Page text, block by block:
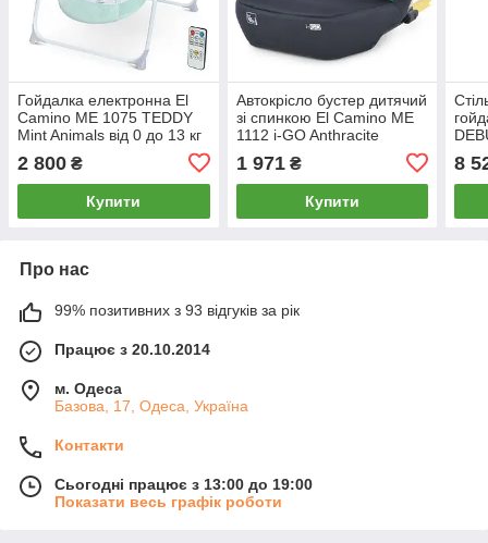
Гойдалка електронна El
Camino ME 1075 TEDDY
Mint Animals від 0 до 13 кг
2 800 ₴
Купити
Автокрісло бустер дитячий
зі спинкою El Camino ME
1112 i-GO Anthracite
дитини 22-36 кг
1 971₴
Купити
8
Про нас
99% позитивних з 93 відгуків за рік
Працює з 20.10.2014
м. Одеса
Базова, 17, Одеса, Україна
Контакти
Сьогодні працює з 13:00 до 19:00
Показати весь графік роботи